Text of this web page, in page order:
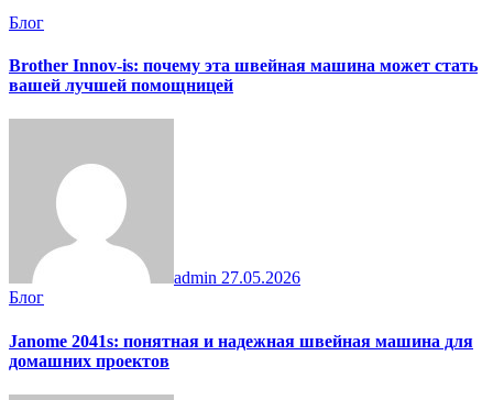
Блог
Brother Innov-is: почему эта швейная машина может стать
вашей лучшей помощницей
admin 27.05.2026
Блог
Janome 2041s: понятная и надежная швейная машина для
домашних проектов